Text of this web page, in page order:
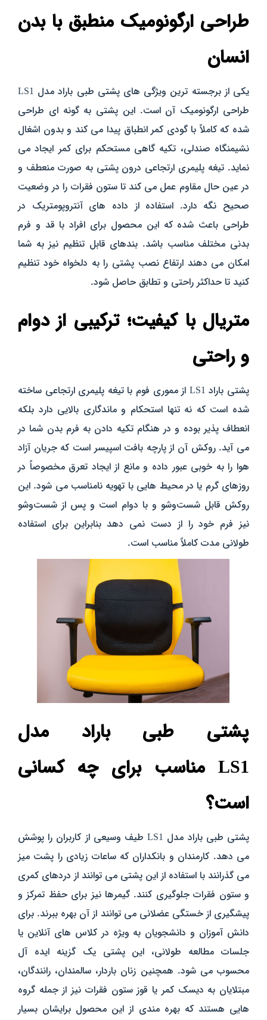
طراحی ارگونومیک منطبق با بدن
انسان
یکی از برجسته‌ ترین ویژگی‌ های پشتی طبی باراد مدل LS1
طراحی ارگونومیک آن است. این پشتی به گونه‌ ای طراحی
شده که کاملاً با گودی کمر انطباق پیدا می‌ کند و بدون اشغال
نشیمنگاه صندلی، تکیه‌ گاهی مستحکم برای کمر ایجاد می‌
نماید. تیغه پلیمری ارتجاعی درون پشتی به صورت منعطف و
در عین حال مقاوم عمل می‌ کند تا ستون فقرات را در وضعیت
صحیح نگه دارد. استفاده از داده‌ های آنتروپومتریک در
طراحی باعث شده که این محصول برای افراد با قد و فرم
بدنی مختلف مناسب باشد. بندهای قابل تنظیم نیز به شما
امکان می‌ دهند ارتفاع نصب پشتی را به دلخواه خود تنظیم
کنید تا حداکثر راحتی و تطابق حاصل شود.
متریال با کیفیت؛ ترکیبی از دوام
و راحتی
پشتی باراد LS1 از مموری فوم با تیغه پلیمری ارتجاعی ساخته
شده است که نه‌ تنها استحکام و ماندگاری بالایی دارد بلکه
انعطاف‌ پذیر بوده و در هنگام تکیه دادن به فرم بدن شما در
می‌ آید. روکش آن از پارچه بافت اسپیسر است که جریان آزاد
هوا را به‌ خوبی عبور داده و مانع از ایجاد تعرق مخصوصاً در
روزهای گرم یا در محیط‌ هایی با تهویه نامناسب می‌ شود. این
روکش قابل شست‌وشو و با دوام است و پس از شست‌وشو
نیز فرم خود را از دست نمی‌ دهد بنابراین برای استفاده
طولانی‌ مدت کاملاً مناسب است.
پشتی طبی باراد مدل
LS1 مناسب برای چه کسانی
است؟
پشتی طبی باراد مدل LS1 طیف وسیعی از کاربران را پوشش
می‌ دهد. کارمندان و بانکداران که ساعات زیادی را پشت میز
می‌ گذرانند با استفاده از این پشتی می‌ توانند از دردهای کمری
و ستون فقرات جلوگیری کنند. گیمرها نیز برای حفظ تمرکز و
پیشگیری از خستگی عضلانی می‌ توانند از آن بهره ببرند. برای
دانش‌ آموزان و دانشجویان به ویژه در کلاس‌ های آنلاین یا
جلسات مطالعه طولانی، این پشتی یک گزینه ایده‌ آل
محسوب می‌ شود. همچنین زنان باردار، سالمندان، رانندگان،
مبتلایان به دیسک کمر یا قوز ستون فقرات نیز از جمله گروه‌
هایی هستند که بهره‌ مندی از این محصول برایشان بسیار